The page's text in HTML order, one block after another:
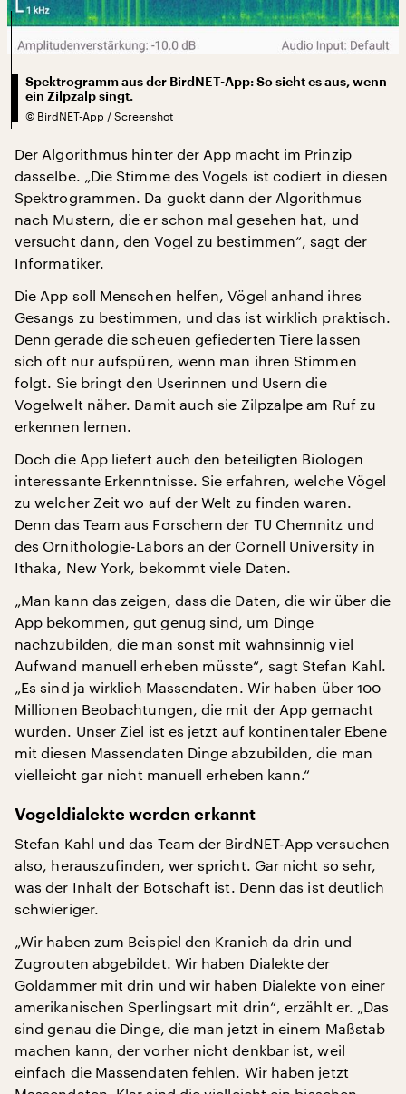
Spektrogramm aus der BirdNET-App: So sieht es aus, wenn
ein Zilpzalp singt.
© BirdNET-App / Screenshot
Der Algorithmus hinter der App macht im Prinzip
dasselbe. „Die Stimme des Vogels ist codiert in diesen
Spektrogrammen. Da guckt dann der Algorithmus
nach Mustern, die er schon mal gesehen hat, und
versucht dann, den Vogel zu bestimmen“, sagt der
Informatiker.
Die App soll Menschen helfen, Vögel anhand ihres
Gesangs zu bestimmen, und das ist wirklich praktisch.
Denn gerade die scheuen gefiederten Tiere lassen
sich oft nur aufspüren, wenn man ihren Stimmen
folgt. Sie bringt den Userinnen und Usern die
Vogelwelt näher. Damit auch sie Zilpzalpe am Ruf zu
erkennen lernen.
Doch die App liefert auch den beteiligten Biologen
interessante Erkenntnisse. Sie erfahren, welche Vögel
zu welcher Zeit wo auf der Welt zu finden waren.
Denn das Team aus Forschern der TU Chemnitz und
des Ornithologie-Labors an der Cornell University in
Ithaka, New York, bekommt viele Daten.
„Man kann das zeigen, dass die Daten, die wir über die
App bekommen, gut genug sind, um Dinge
nachzubilden, die man sonst mit wahnsinnig viel
Aufwand manuell erheben müsste“, sagt Stefan Kahl.
„Es sind ja wirklich Massendaten. Wir haben über 100
Millionen Beobachtungen, die mit der App gemacht
wurden. Unser Ziel ist es jetzt auf kontinentaler Ebene
mit diesen Massendaten Dinge abzubilden, die man
vielleicht gar nicht manuell erheben kann.“
Vogeldialekte werden erkannt
Stefan Kahl und das Team der BirdNET-App versuchen
also, herauszufinden, wer spricht. Gar nicht so sehr,
was der Inhalt der Botschaft ist. Denn das ist deutlich
schwieriger.
„Wir haben zum Beispiel den Kranich da drin und
Zugrouten abgebildet. Wir haben Dialekte der
Goldammer mit drin und wir haben Dialekte von einer
amerikanischen Sperlingsart mit drin“, erzählt er. „Das
sind genau die Dinge, die man jetzt in einem Maßstab
machen kann, der vorher nicht denkbar ist, weil
einfach die Massendaten fehlen. Wir haben jetzt